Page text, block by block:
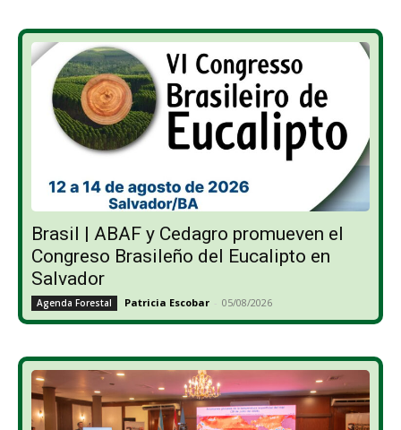
Brasil | ABAF y Cedagro promueven el
Congreso Brasileño del Eucalipto en
Salvador
Agenda Forestal Patricia Escobar - 05/08/2026